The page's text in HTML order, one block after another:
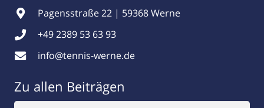
Pagensstraße 22 | 59368 Werne
+49 2389 53 63 93
info@tennis-werne.de
Zu allen Beiträgen